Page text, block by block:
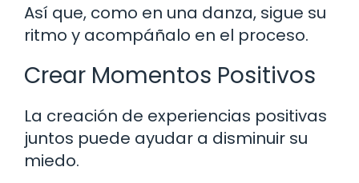
Así que, como en una danza, sigue su
ritmo y acompáñalo en el proceso.
Crear Momentos Positivos
La creación de experiencias positivas
juntos puede ayudar a disminuir su
miedo.